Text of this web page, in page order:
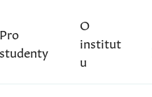
Pro
studenty
O
institut
u